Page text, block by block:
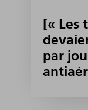
[« Les
par